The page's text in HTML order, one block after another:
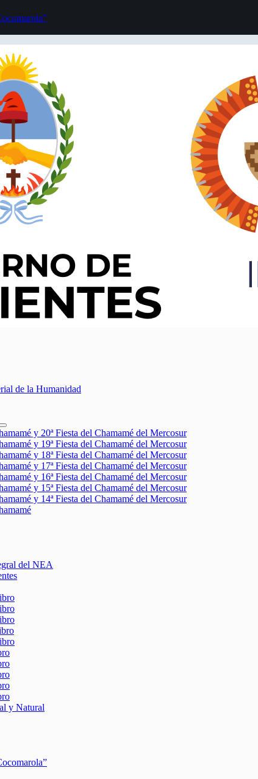
de la Humanidad
y 20ª Fiesta del Chamamé del Mercosur
y 19ª Fiesta del Chamamé del Mercosur
y 18ª Fiesta del Chamamé del Mercosur
y 17ª Fiesta del Chamamé del Mercosur
y 16ª Fiesta del Chamamé del Mercosur
y 15ª Fiesta del Chamamé del Mercosur
y 14ª Fiesta del Chamamé del Mercosur
del NEA
y Natural